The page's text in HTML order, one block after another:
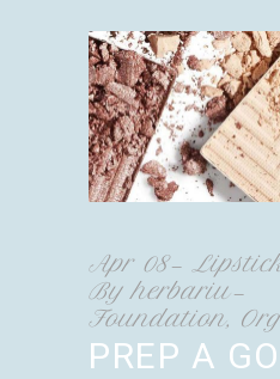
Apr 08
Byherbariu
Foundation,
PREP A